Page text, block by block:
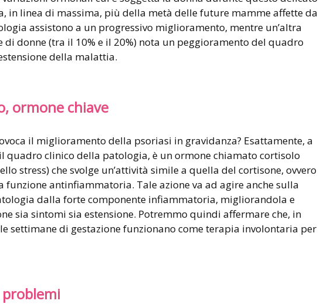
in linea di massima, più della metà delle future mamme affette da
assistono a un progressivo miglioramento, mentre un’altra
di donne (tra il 10% e il 20%) nota un peggioramento del quadro
della malattia.
ormone chiave
il miglioramento della psoriasi in gravidanza? Esattamente, a
quadro clinico della patologia, è un ormone chiamato cortisolo
stress) che svolge un’attività simile a quella del cortisone, ovvero
funzione antinfiammatoria. Tale azione va ad agire anche sulla
dalla forte componente infiammatoria, migliorandola e
sia sintomi sia estensione. Potremmo quindi affermare che, in
settimane di gestazione funzionano come terapia involontaria per
problemi